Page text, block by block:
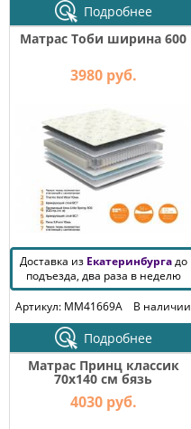
Подробнее
Матрас Тоби ширина 600
3980 руб.
Доставка из Екатеринбургадо
подъезда, два раза в неделю
Артикул: MM41669A
В наличии
Подробнее
Матрас Принц классик
70х140 см бязь
4030 руб.